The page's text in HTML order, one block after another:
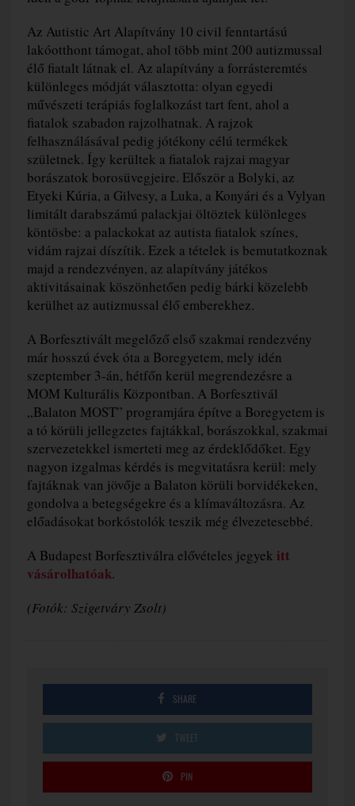
Az Autistic Art Alapítvány 10 civil fenntartású
lakóotthont támogat, ahol több mint 200 autizmussal
élő fiatalt látnak el. Az alapítvány a forrásteremtés
különleges módját választotta: olyan egyedi
művészeti terápiás foglalkozást tart fent, ahol a
fiatalok szabadon rajzolhatnak. A rajzok
felhasználásával pedig jótékony célú termékek
születnek. Így kerültek a fiatalok rajzai magyar
borászatok borosüvegjeire. Először a Bolyki, az
Etyeki Kúria, a Gilvesy, a Luka, a Konyári és a Vylyan
limitált darabszámú palackjai öltöztek különleges
köntösbe: a palackokat az autista fiatalok színes,
vidám rajzai díszítik. Ezek a tételek is bemutatkoznak
majd a rendezvényen, az alapítvány játékos
aktivitásainak köszönhetően pedig bárki közelebb
kerülhet az autizmussal élő emberekhez.
A Borfesztivált megelőző első szakmai rendezvény
már hosszú évek óta a Boregyetem, mely idén
szeptember 3-án, hétfőn kerül megrendezésre a
MOM Kulturális Központban. A Borfesztivál
„Balaton MOST” programjára építve a Boregyetem is
a tó körüli jellegzetes fajtákkal, borászokkal, szakmai
szervezetekkel ismerteti meg az érdeklődőket. Egy
nagyon izgalmas kérdés is megvitatásra kerül: mely
fajtáknak van jövője a Balaton körüli borvidékeken,
gondolva a betegségekre és a klímaváltozásra. Az
előadásokat borkóstolók teszik még élvezetesebbé.
A Budapest Borfesztiválra elővételes jegyek itt
vásárolhatóak.
(Fotók: Szigetváry Zsolt)
SHARE
TWEET
PIN